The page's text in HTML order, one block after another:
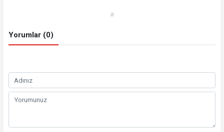
#
Yorumlar (0)